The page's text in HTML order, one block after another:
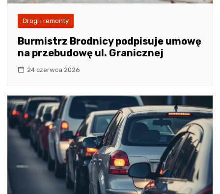
Drogi i remonty
Burmistrz Brodnicy podpisuje umowę
na przebudowę ul. Granicznej
24 czerwca 2026